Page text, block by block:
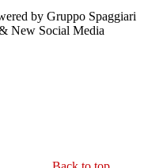
by Gruppo Spaggiari
New Social Media